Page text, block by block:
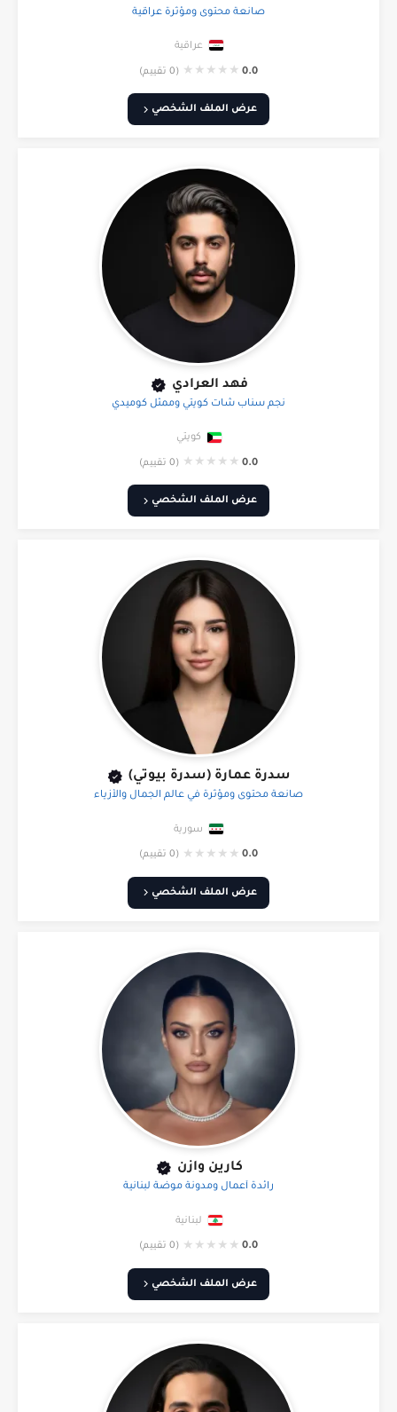
صانعة محتوى ومؤثرة عراقية
عراقية
0.0
★
★
★
★
★ (0 تقييم)
عرض الملف الشخصي
فهد العرادي
نجم سناب شات كويتي وممثل كوميدي
كويتي
0.0
★
★
★
★
★ (0 تقييم)
عرض الملف الشخصي
سدرة عمارة (سدرة بيوتي)
صانعة محتوى ومؤثرة في عالم الجمال والأزياء
سورية
0.0
★
★
★
★
★ (0 تقييم)
عرض الملف الشخصي
كارين وازن
رائدة أعمال ومدونة موضة لبنانية
لبنانية
0.0
★
★
★
★
★ (0 تقييم)
عرض الملف الشخصي